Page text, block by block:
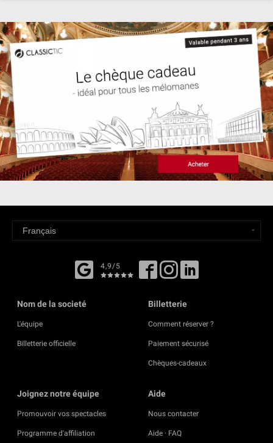
4,9/5
Nom de la societé
L'équipe
Billetterie officielle
Billetterie
Comment réserver ?
Paiement sécurisé
Chèques-cadeaux
Joignez notre équipe
Promouvoir vos spectacles
Programme d'affiliation
Aide
Nous contacter
Aide · FAQ